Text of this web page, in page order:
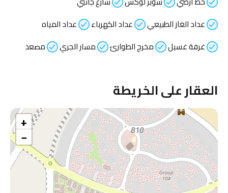
عداد الغاز الطبيعي
عداد الكهرباء
عداد المياه
غرفة غسيل
مخرج الطوارئ مسار الجري مصعد
العقار على الخريطة
+
−